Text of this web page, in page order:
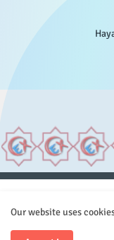
Our website uses